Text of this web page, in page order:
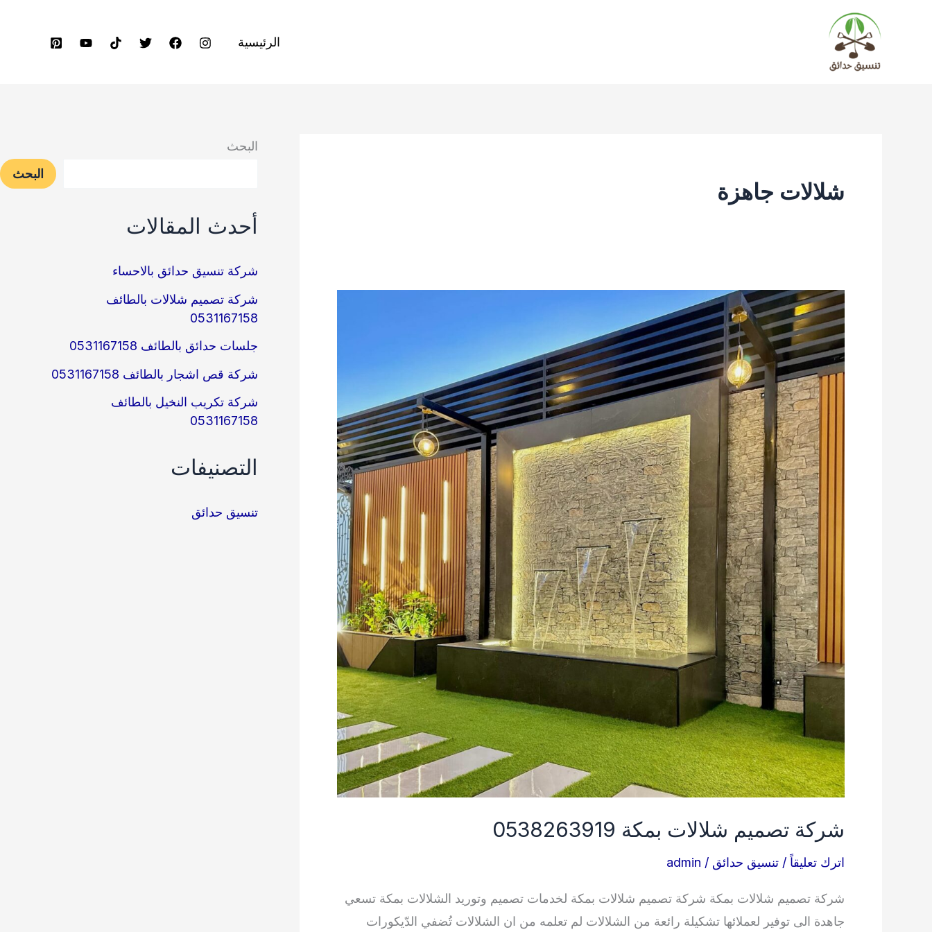
الرئيسية
شلالات جاهزة
شركة تصميم شلالات بمكة 0538263919
اترك تعليقاً / تنسيق حدائق /
admin
شركة تصميم شلالات بمكة شركة تصميم شلالات بمكة لخدمات تصميم وتوريد الشلالات بمكة تسعي
جاهدة الى توفير لعملائها تشكيلة رائعة من الشلالات لم تعلمه من ان الشلالات تُضفي الدّيكورات
البحث
البحث
أحدث المقالات
شركة تنسيق حدائق بالاحساء
شركة تصميم شلالات بالطائف
0531167158
جلسات حدائق بالطائف 0531167158
شركة قص اشجار بالطائف 0531167158
شركة تكريب النخيل بالطائف
0531167158
التصنيفات
تنسيق حدائق